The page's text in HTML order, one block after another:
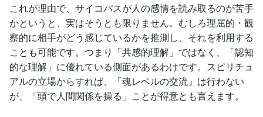
これが理由で、サイコパスが人の感情を読み取るのが苦手
かというと、実はそうとも限りません。むしろ理屈的・観
察的に相手がどう感じているかを推測し、それを利用する
ことも可能です。つまり「共感的理解」ではなく、「認知
的な理解」に優れている側面があるわけです。スピリチュ
アルの立場からすれば、「魂レベルの交流」は行わない
が、「頭で人間関係を操る」ことが得意とも言えます。